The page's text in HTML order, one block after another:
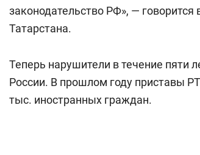
законодательство РФ», —
Татарстана.
Теперь нарушители в течение пяти
России. В прошлом году приставы
тыс. иностранных граждан.